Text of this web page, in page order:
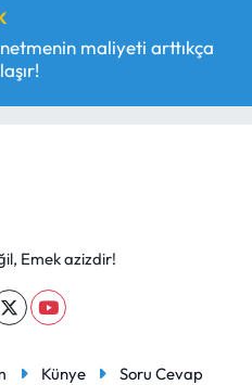
maliyeti arttıkça
Emek azizdir!
Künye
Soru Cevap